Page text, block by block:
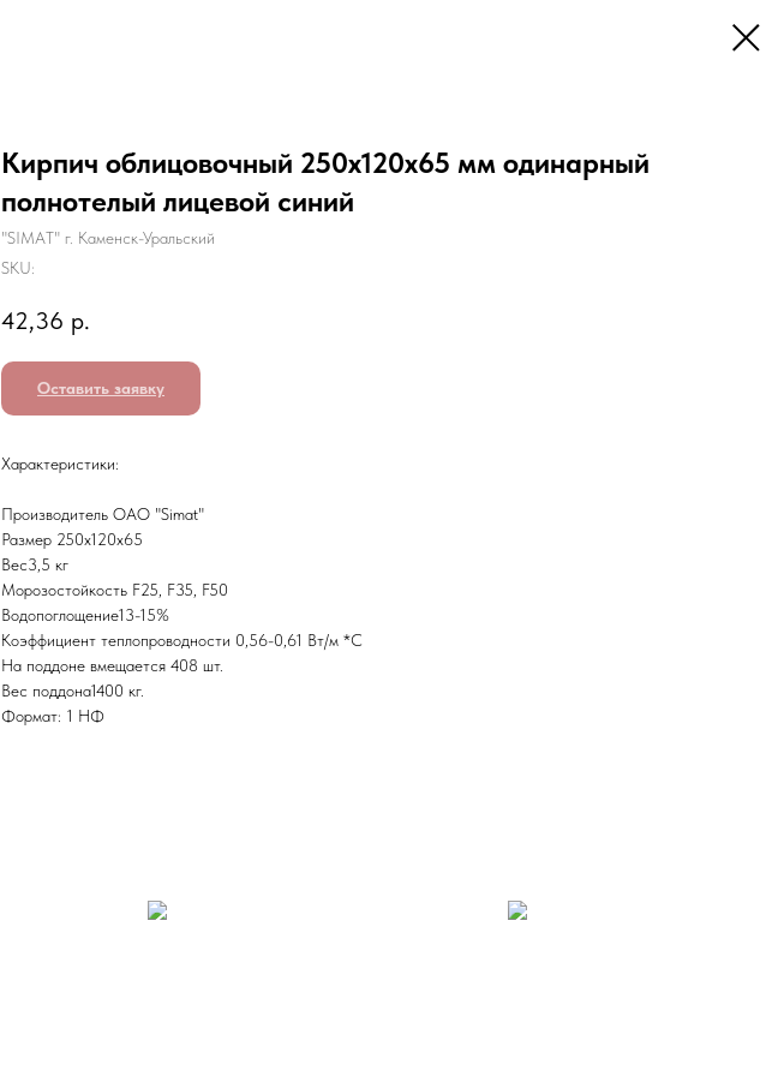
Кирпич облицовочный 250х120х65 мм одинарный
полнотелый лицевой синий
"SIMAT" г. Каменск-Уральский
SKU:
42,36 р.
Оставить заявку
Характеристики:
Производитель ОАО "Simat"
Размер 250х120х65
Вес3,5 кг
Морозостойкость F25, F35, F50
Водопоглощение13-15%
Коэффициент теплопроводности 0,56-0,61 Вт/м *С
На поддоне вмещается 408 шт.
Вес поддона1400 кг.
Формат: 1 НФ